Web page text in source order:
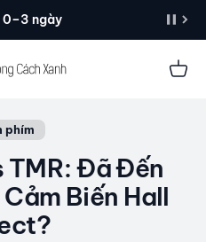
0–3 ngày
Giỏ
phím
TMR: Đã Đến
Biến Hall